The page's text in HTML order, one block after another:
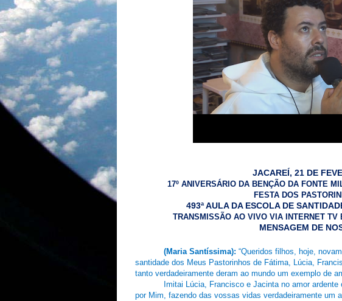
JACAREÍ, 21 DE
17º ANIVERSÁRIO DA BENÇÃO DA FONTE
FESTA DOS
493ª AULA DA ESCOLA DE
TRANSMISSÃO AO VIVO VIA INTERNET TV
MENSAGEM DE
(Maria Santíssima): “Queridos filhos, hoje,
santidade dos Meus Pastorinhos de Fátima, Lúcia,
tanto verdadeiramente deram ao mundo um exemplo de
Imitai Lúcia, Francisco e Jacinta no amor
por Mim, fazendo das vossas vidas verdadeiramente um